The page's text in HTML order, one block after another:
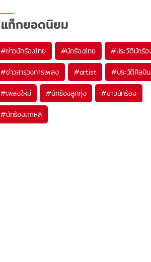
แท็กยอดนิยม
#ข่าวนักร้องไทย #นักร้องไทย #ประวัตินักร้
#ข่าวสารวงการเพลง #artist #ประวัติศิลปิน
#เพลงใหม่ #นักร้องลูกทุ่ง #ข่าวนักร้อง
#นักร้องเกาหลี